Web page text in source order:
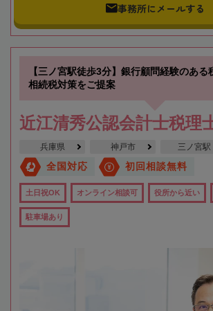
事務所にメールする
【三ノ宮駅徒歩3分】銀行顧問経験のある
相続税対策をご提案
近江清秀公認会計士税理
兵庫県 神戸市 三ノ宮駅
全国対応 初回相談無料
土日祝OK オンライン相談可 役所から近い
駐車場あり